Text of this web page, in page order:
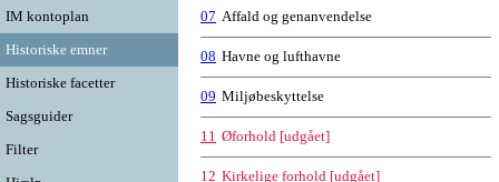
IM kontoplan
Historiske emner
Historiske facetter
Sagsguider
Filter
07 Affald og genanvendelse
08 Havne og lufthavne
09 Miljøbeskyttelse
11 Øforhold [udgået]
12 Kirkelige forhold [udgået]